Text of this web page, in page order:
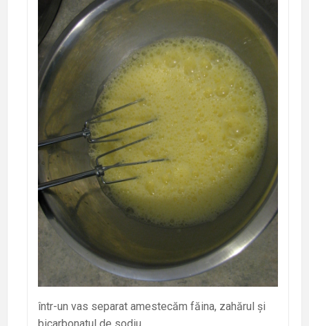
într-un vas separat amestecăm făina, zahărul și